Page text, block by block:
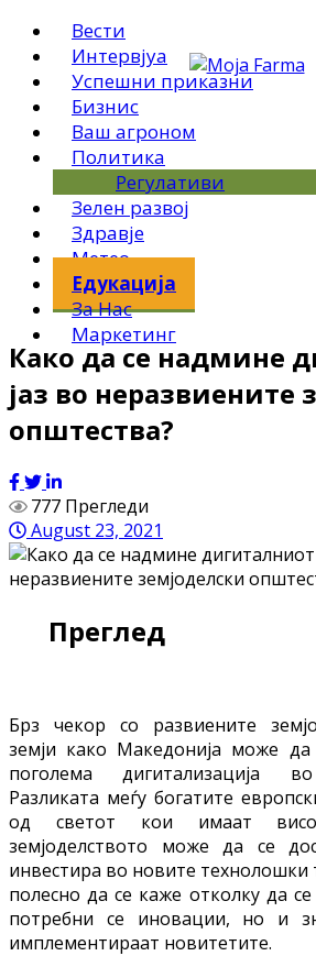
Вести
Интервјуа
Успешни приказни
Бизнис
Ваш агроном
Политика
Регулативи
Зелен развој
Здравје
Метео
Едукација
За Нас
Маркетинг
Како да се надмине
јаз во неразвиените
општества?
777 Прегледи
August 23, 2021
Преглед
Брз чекор со развиените
земји како Македонија може
поголема дигитализација во
Разликата меѓу богатите
од светот кои имаат
земјоделството може да се
инвестира во новите технолошки
полесно да се каже отколку да
потребни се иновации, но и
имплементираат новитетите.